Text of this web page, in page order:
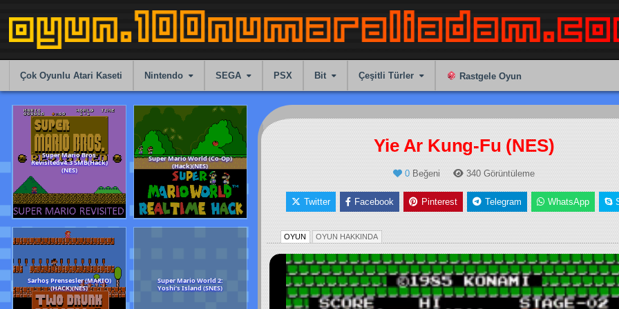
content
Çok Oyunlu Atari Kaseti Nintendo SEGA PSX Bit Çeşitli Türler Rastgele Oyun
Yie Ar Kung-Fu (NES)
0Beğeni 340Görüntüleme
Twitter Facebook Pinterest Telegram WhatsApp
OYUN OYUN HAKKINDA
Super Mario Bros
Revisitedv4.3 SMB(Hack)
(NES)
Super Mario World (Co-Op)
(Hack)(NES)